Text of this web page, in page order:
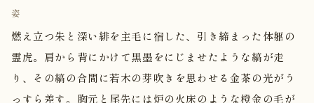
姿
燃え立つ朱と深い緋を主毛に宿した、引き締まった体躯の
霊虎。肩から背にかけて黒墨をにじませたような縞が走
り、その縞の合間に若木の芽吹きを思わせる金茶の光がう
っすら差す。胸元と尾先には炉の火床のような橙金の毛が